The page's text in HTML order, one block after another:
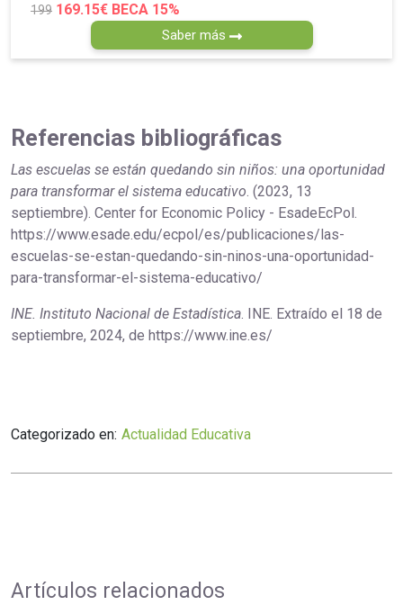
199 169.15€ BECA 15%
Saber más
Referencias bibliográficas
Las escuelas se están quedando sin niños: una oportunidad
para transformar el sistema educativo. (2023, 13
septiembre). Center for Economic Policy - EsadeEcPol.
https://www.esade.edu/ecpol/es/publicaciones/las-
escuelas-se-estan-quedando-sin-ninos-una-oportunidad-
para-transformar-el-sistema-educativo/
INE. Instituto Nacional de Estadística. INE. Extraído el 18 de
septiembre, 2024, de https://www.ine.es/
Categorizado en: Actualidad Educativa
Artículos relacionados